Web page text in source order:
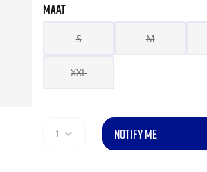
MAAT
S M
XXL
1 NOTIFY ME